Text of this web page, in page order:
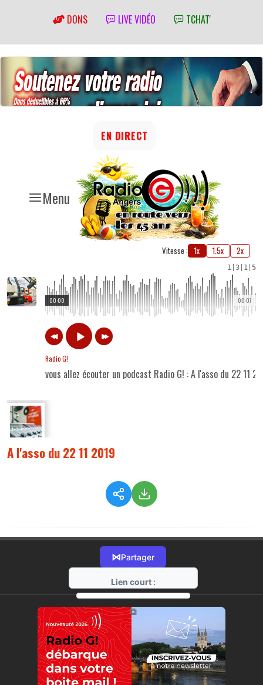
DONS LIVE VIDÉO TCHAT'
Menu
EN DIRECT
Vitesse : 1x 1.5x 2x
1 3 1 5
00:07
00:00
Radio G!
vous allez écouter un podcast Radio G! : A l'asso du 22 11
A l'asso du 22 11 2019
⋈Partager
Lien court :
https://radio-g.fr?695
⧉